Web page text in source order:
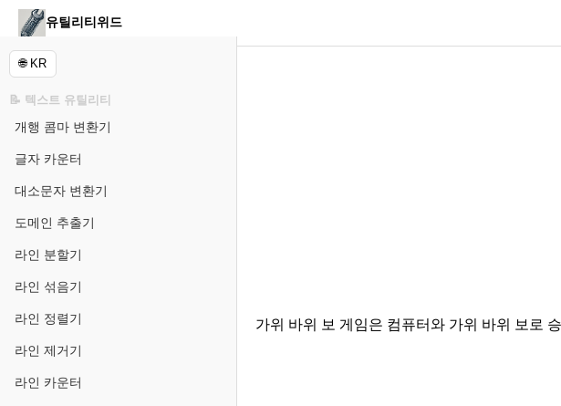
유틸리티위드
🌐 KR
📝 텍스트 유틸리티
개행 콤마 변환기
글자 카운터
대소문자 변환기
도메인 추출기
라인 분할기
라인 섞음기
라인 정렬기
라인 제거기
라인 카운터
가위 바위 보 게임은 컴퓨터와 가위 바위 보로